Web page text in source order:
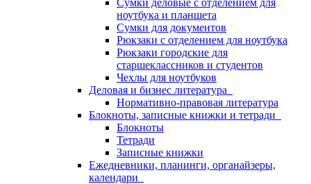
Сумки деловые с отделением для
ноутбука и планшета
Сумки для документов
Рюкзаки с отделением для ноутбука
Рюкзаки городские для
старшеклассников и студентов
Чехлы для ноутбуков
Деловая и бизнес литература
Нормативно-правовая литература
Блокноты, записные книжки и тетради
Блокноты
Тетради
Записные книжки
Ежедневники, планинги, органайзеры,
календари